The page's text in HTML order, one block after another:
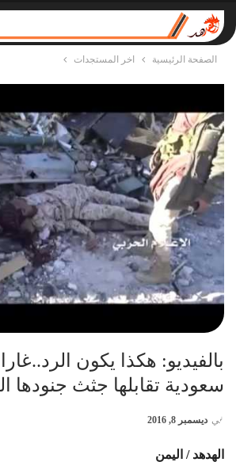
الصفحة الرئيسية اخر المستجدات
بالفيديو: هكذا يكون
سعودية تقابلها جثث جنودها
في ديسمبر 8, 2016
الهدهد / اليمن